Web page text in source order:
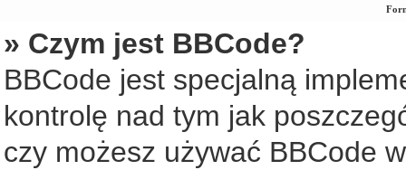
» Czym jest BBCode?
BBCode jest specjalną
kontrolę nad tym jak
czy możesz używać BBCode